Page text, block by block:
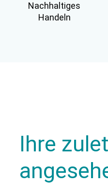
Nachhaltiges
Handeln
Ihre